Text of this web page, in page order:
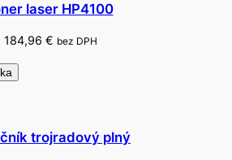
laser HP4100
184,96 € bez DPH
trojradový plný